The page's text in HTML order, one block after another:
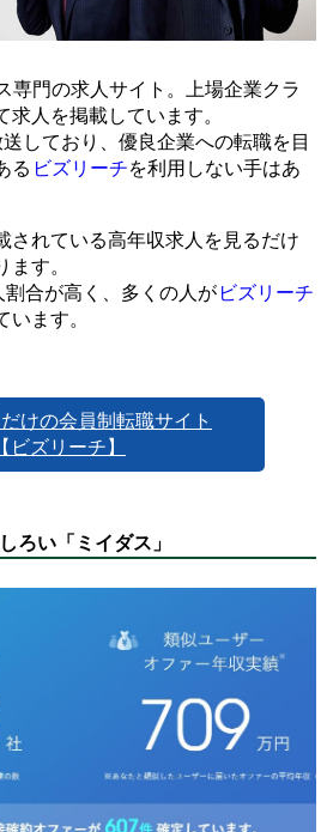
専門の求人サイト。上場企業クラ
人を掲載しています。
しており、優良企業への転職を目
る ビズリーチを利用しない手はあ
されている高年収求人を見るだけ
す。
合が高く、多くの人が ビズリーチ
います。
けの会員制転職サイト
【ビズリーチ】
ろい「ミイダス」